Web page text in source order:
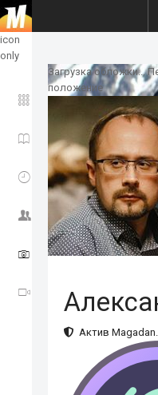
show
icon
only
ГЛАВНОЕ
ИСТОРИИ
СОБЫТИЯ
СООБЩЕСТВО
ФОТО
ВИДЕО
Загрузка обложки...
положение
Актив